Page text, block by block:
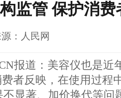
监管 保护消
： 人民网
报道： 美容仪也是近
者反映，在使用过程
显著、加价换代等问